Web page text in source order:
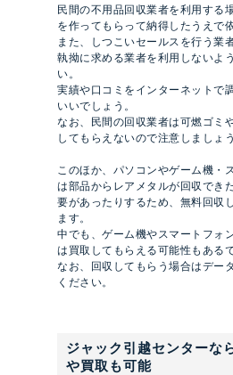
民間の不用品回収業者を利用する
を作ってもらって納得したうえで
また、しつこいセールスを行う業
執拗に求める業者を利用しないよ
い。
実績や口コミをインターネットで
いいでしょう。
なお、民間の回収業者は可燃ゴミ
してもらえないので注意しましょう
このほか、パソコンやゲーム機・
は部品からレアメタルが回収でき
要があったりするため、無料回収
ます。
中でも、ゲーム機やスマートフォ
は買取してもらえる可能性もある
なお、回収してもらう場合はデー
ください。
ジャック引越センターな
や買取も可能